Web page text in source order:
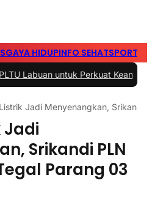
GAYA HIDUPINFO SEHATSPORTS
untuk Perkuat Keandalan Pasokan
Jadi Menyenangkan, Srikandi
Jadi
Srikandi PLN
Parang 03